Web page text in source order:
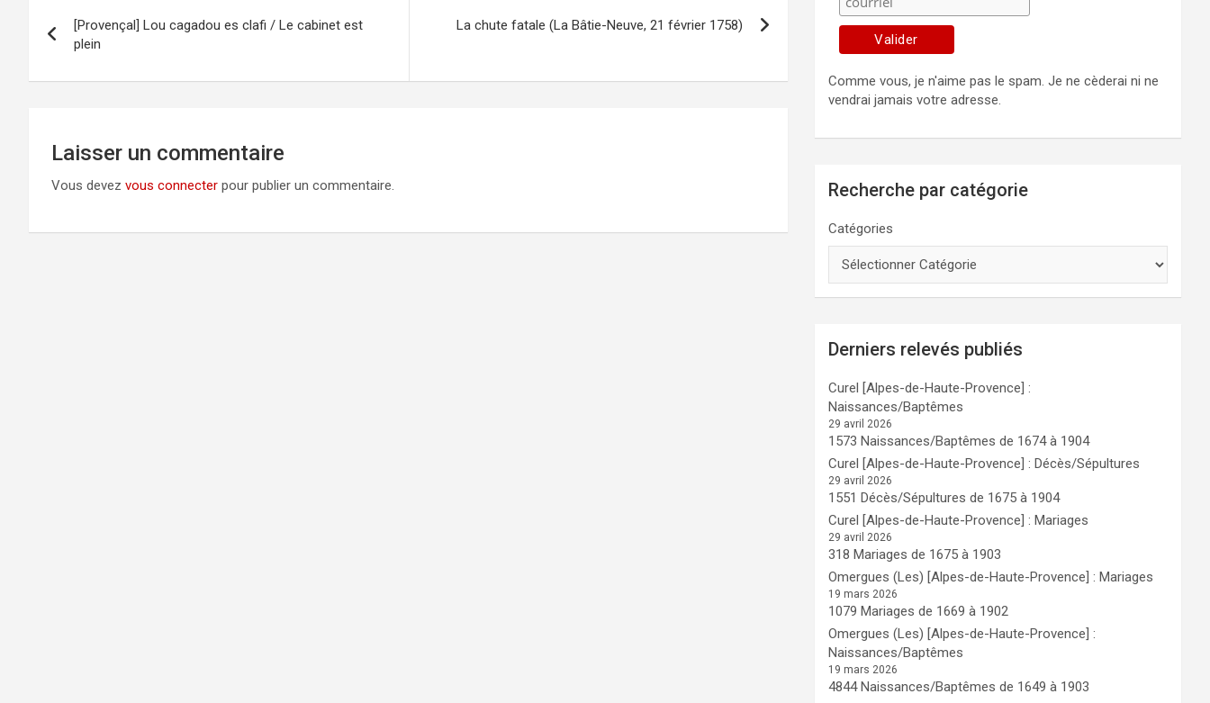
Navigation
[Provençal] Lou cagadou es clafi / Le cabinet est
plein
La chute fatale (La Bâtie-Neuve, 21 février 1758)
Laisser un commentaire
Vous devez vous connecter pour publier un commentaire.
Comme vous, je n'aime pas le spam. Je ne cèderai ni ne
vendrai jamais votre adresse.
Recherche par catégorie
Catégories
Derniers relevés publiés
Curel [Alpes-de-Haute-Provence] :
Naissances/Baptêmes
29 avril 2026
1573 Naissances/Baptêmes de 1674 à 1904
Curel [Alpes-de-Haute-Provence] : Décès/Sépultures
29 avril 2026
1551 Décès/Sépultures de 1675 à 1904
Curel [Alpes-de-Haute-Provence] : Mariages
29 avril 2026
318 Mariages de 1675 à 1903
Omergues (Les) [Alpes-de-Haute-Provence] : Mariages
19 mars 2026
1079 Mariages de 1669 à 1902
Omergues (Les) [Alpes-de-Haute-Provence] :
Naissances/Baptêmes
19 mars 2026
4844 Naissances/Baptêmes de 1649 à 1903